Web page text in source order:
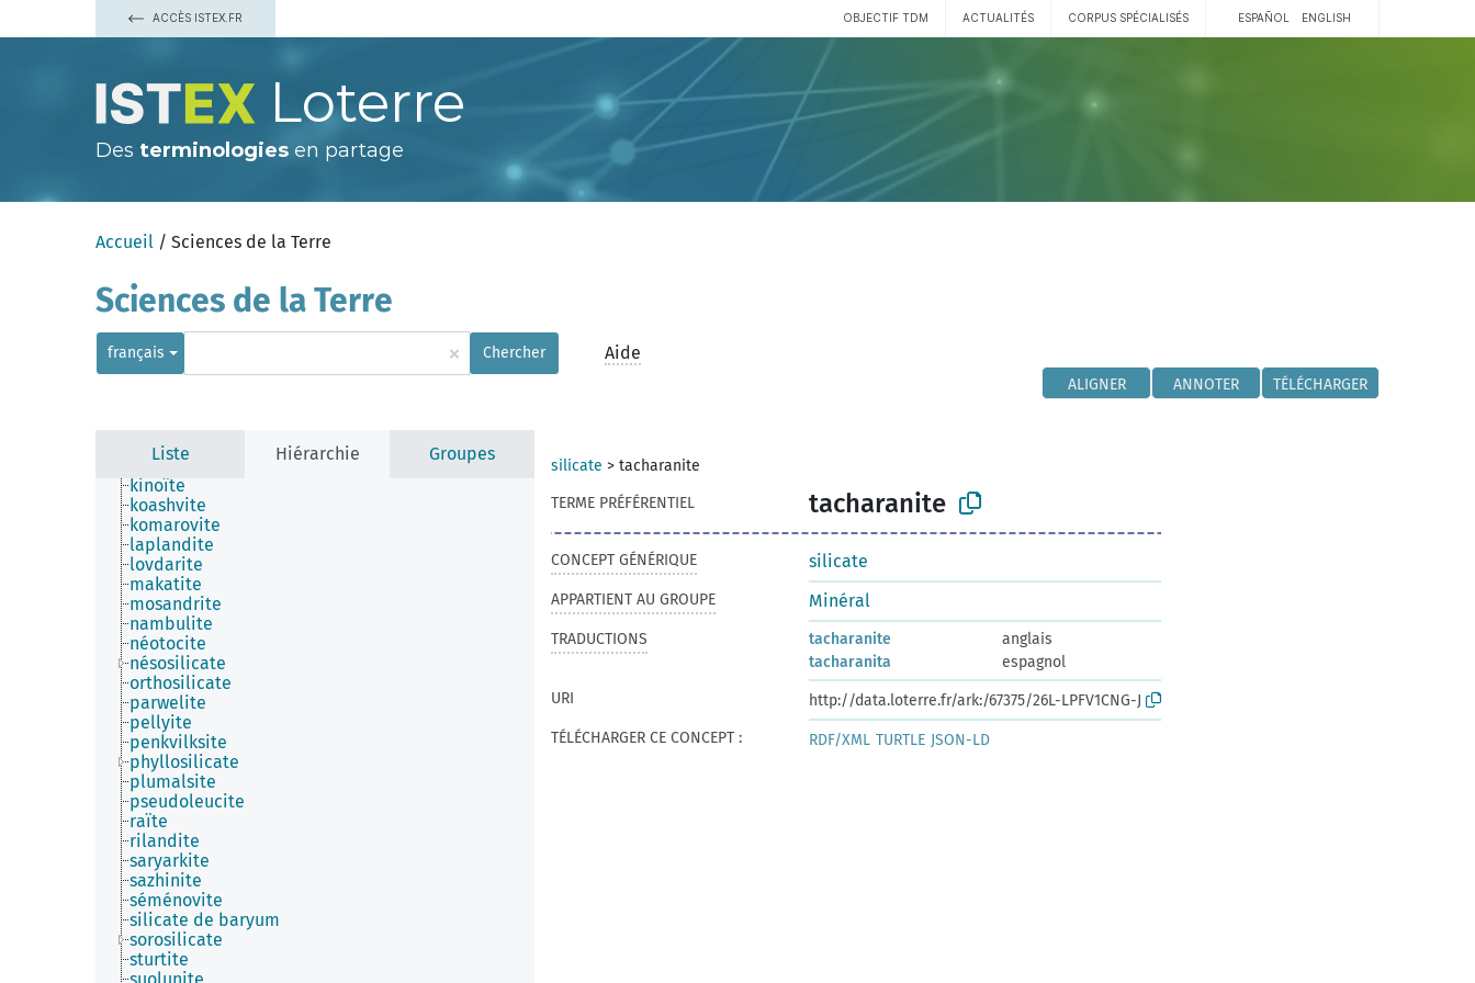
ACCÈS ISTEX.FR OBJECTIF TDM ACTUALITÉS CORPUS SPÉCIALISÉS ESPAÑOL ENGLISH
Loterre
Des terminologies en partage
Accueil / Sciences de la Terre
Sciences de la Terre
français × Chercher Aide
ALIGNER ANNOTER TÉLÉCHARGER
Liste Hiérarchie Groupes
amiante
bisbeeite
borosilicate
carletonite
caysichite
cyclosilicate
dellaïte
eakérite
eudidymite
fluorosilicate
iddingsite
iimoriite
ilmajokite
kanémite
karpinskite
kazakovite
kinoïte
koashvite
komarovite
laplandite
lovdarite
makatite
mosandrite
nambulite
néotocite
nésosilicate
orthosilicate
parwelite
pellyite
penkvilksite
phyllosilicate
plumalsite
pseudoleucite
raïte
rilandite
saryarkite
sazhinite
séménovite
silicate de baryum
sorosilicate
sturtite
silicate > tacharanite
TERME PRÉFÉRENTIEL
tacharanite
CONCEPT GÉNÉRIQUE silicate
APPARTIENT AU GROUPE Minéral
TRADUCTIONS tacharanite
anglais
tacharanita
espagnol
URI
http://data.loterre.fr/ark:/67375/26L-LPFV1CNG-J
TÉLÉCHARGER CE CONCEPT :
RDF/XML TURTLE JSON-LD